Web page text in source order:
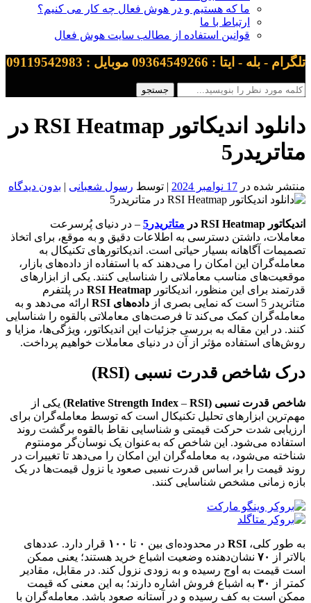
ما که هستیم و در هوش فعال چه کار می کنیم؟
ارتباط با ما
قوانین استفاده از مطالب سایت هوش فعال
تلگرام - بله - ایتا : 09364549266 موبایل : 09119542983
دانلود اندیکاتور RSI Heatmap در
متاتریدر5
منتشر شده در 17 نوامبر 2024 | توسط رسول شعبانی | بدون دیدگاه
اندیکاتور RSI Heatmap در متاتریدر5
– در دنیای پُرسرعت
معاملات، داشتن دسترسی به اطلاعات دقیق و به موقع، برای اتخاذ
تصمیمات آگاهانه بسیار حیاتی است. اندیکاتورهای تکنیکال به
معامله‌گران این امکان را می‌دهند که با استفاده از داده‌های بازار،
موقعیت‌های مناسب معاملاتی را شناسایی کنند. یکی از ابزارهای
قدرتمند برای این منظور، اندیکاتور RSI Heatmap در پلتفرم
متاتریدر 5 است که نمایی بصری از
داده‌های RSI
ارائه می‌دهد و به
معامله‌گران کمک می‌کند تا فرصت‌های معاملاتی بالقوه را شناسایی
کنند. در این مقاله به بررسی جزئیات این اندیکاتور، ویژگی‌ها، مزایا و
روش‌های استفاده مؤثر از آن در دنیای معاملات خواهیم پرداخت.
درک شاخص قدرت نسبی (RSI)
شاخص قدرت نسبی (Relative Strength Index – RSI)
یکی از
مهم‌ترین ابزارهای تحلیل تکنیکال است که توسط معامله‌گران برای
ارزیابی شدت حرکت قیمتی و شناسایی نقاط بالقوه برگشت روند
استفاده می‌شود. این شاخص که به‌عنوان یک نوسان‌گر مومنتوم
شناخته می‌شود، به معامله‌گران این امکان را می‌دهد تا تغییرات در
روند قیمت را بر اساس قدرت نسبی صعود یا نزول قیمت‌ها در یک
بازه زمانی مشخص شناسایی کنند.
به طور کلی، RSI در محدوده‌ای بین ۰ تا ۱۰۰ قرار دارد. عددهای
بالاتر از
۷۰ نشان‌دهنده وضعیت اشباع خرید هستند؛ یعنی ممکن
است قیمت به اوج رسیده و به زودی نزول کند. در مقابل، مقادیر
کمتر از
۳۰ به اشباع فروش اشاره دارند؛ به این معنی که قیمت
ممکن است به کف رسیده و در آستانه صعود باشد. معامله‌گران با